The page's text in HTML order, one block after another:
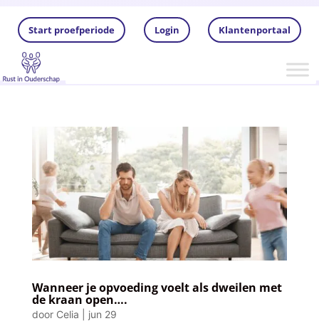
Klantenportaal
Login
Start proefperiode
Wanneer je opvoeding voelt als dweilen met
de kraan open….
door Celia
jun 29